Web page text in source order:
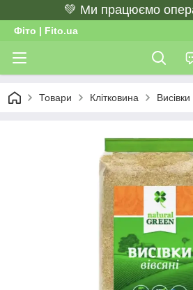
💚 Ми працюємо
Фіто | Fito.ua
Товари Клітковина Висівки